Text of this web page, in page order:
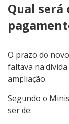
Qual será
O prazo do
faltava na
ampliação.
Segundo o
ser de: